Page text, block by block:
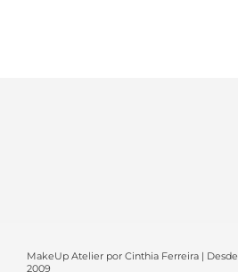
MakeUp Atelier por Cinthia Ferreira | Desde
2009